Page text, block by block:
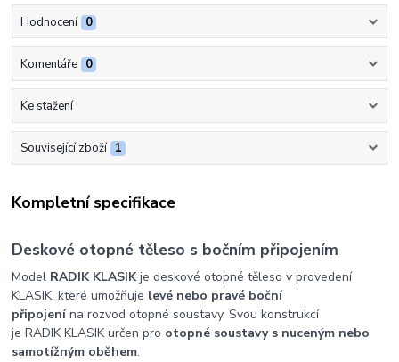
Hodnocení 0
Komentáře 0
Ke stažení
Související zboží 1
Kompletní specifikace
Deskové otopné těleso s bočním připojením
Model RADIK KLASIKje deskové otopné těleso v provedení
KLASIK, které umožňuje levé nebo pravé boční
připojenína rozvod otopné soustavy. Svou konstrukcí
je RADIK KLASIK určen pro otopné soustavy s nuceným nebo
samotížným oběhem.